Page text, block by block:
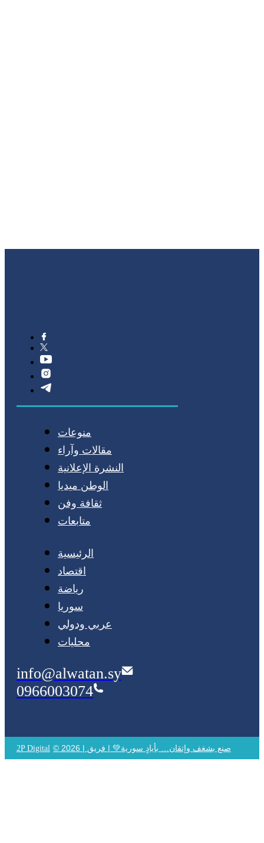
منوعات
مقالات وآراء
النشرة الإعلانية
الوطن ميديا
ثقافة وفن
متابعات
الرئيسية
اقتصاد
رياضة
سوريا
عربي ودولي
محليات
info@alwatan.sy
0966003074
2P Digital © 2026 | صنع بشغف وإتقان… بأيادٍ سورية💚 | فريق